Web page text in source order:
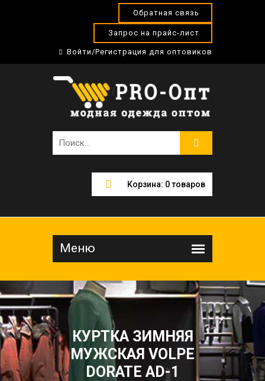
Обратная связь
Запрос на прайс-лист
Войти/Регистрация для оптовиков
Корзина: 0товаров
КУРТКА ЗИМНЯЯ
МУЖСКАЯ VOLPE
DORATE AD-1